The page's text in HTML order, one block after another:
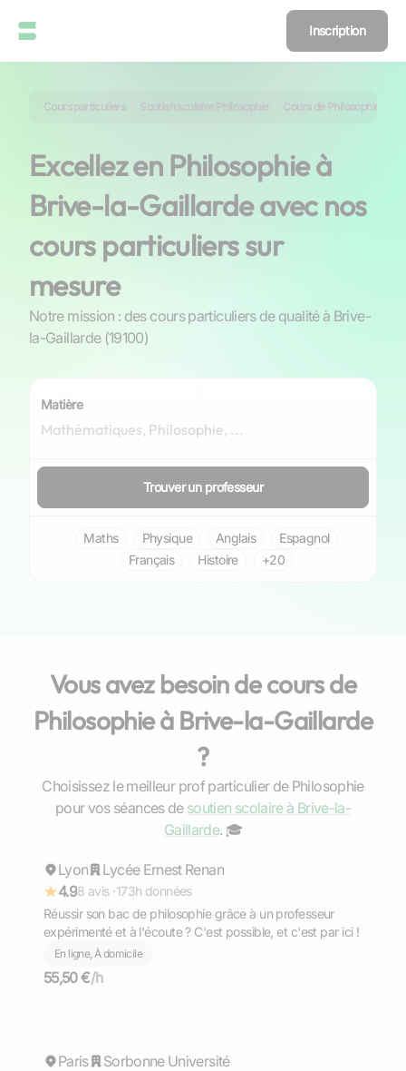
Inscription
Cours particuliers Soutien scolaire Philosophie Cours de Philosophie à
Excellez en Philosophie à
Brive-la-Gaillarde avec nos
cours particuliers sur
mesure
Notre mission : des cours particuliers de qualité à Brive-
la-Gaillarde (19100)
Matière
Trouver un professeur
Maths Physique Anglais
Espagnol
Français
Histoire +20
Vous avez besoin de cours de
Philosophie à Brive-la-Gaillarde
?
Choisissez le meilleur prof particulier de Philosophie
pour vos séances de soutien scolaire à Brive-la-
Gaillarde. ‍🎓
Répond rapidement
Lilian
Lyon
Lycée Ernest Renan
4.98 avis ·173h données
Réussir son bac de philosophie grâce à un professeur
expérimenté et à l'écoute ? C'est possible, et c'est par ici !
En ligne, À domicile
55,50 €/h
Répond rapidement
Paris
Sorbonne Université